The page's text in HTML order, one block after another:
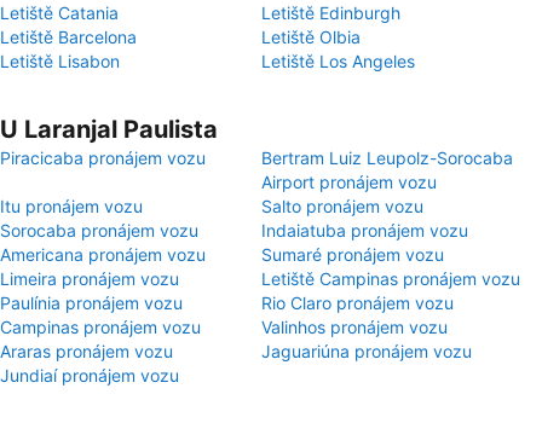
Letiště Catania
Letiště Edinburgh
Letiště Barcelona
Letiště Olbia
Letiště Lisabon
Letiště Los Angeles
U Laranjal Paulista
Piracicaba pronájem vozu
Bertram Luiz Leupolz-Sorocaba
Airport pronájem vozu
Itu pronájem vozu
Salto pronájem vozu
Sorocaba pronájem vozu
Indaiatuba pronájem vozu
Americana pronájem vozu
Sumaré pronájem vozu
Limeira pronájem vozu
Letiště Campinas pronájem vozu
Paulínia pronájem vozu
Rio Claro pronájem vozu
Campinas pronájem vozu
Valinhos pronájem vozu
Araras pronájem vozu
Jaguariúna pronájem vozu
Jundiaí pronájem vozu